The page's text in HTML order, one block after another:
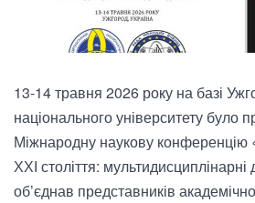
13-14 травня 2026 року на базі
національного університету було
Міжнародну наукову конференцію
ХХІ століття:
об’єднав представників